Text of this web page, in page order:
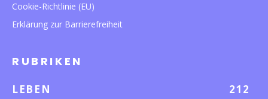
Cookie-Richtlinie (EU)
Erklärung zur Barrierefreiheit
RUBRIKEN
LEBEN
212